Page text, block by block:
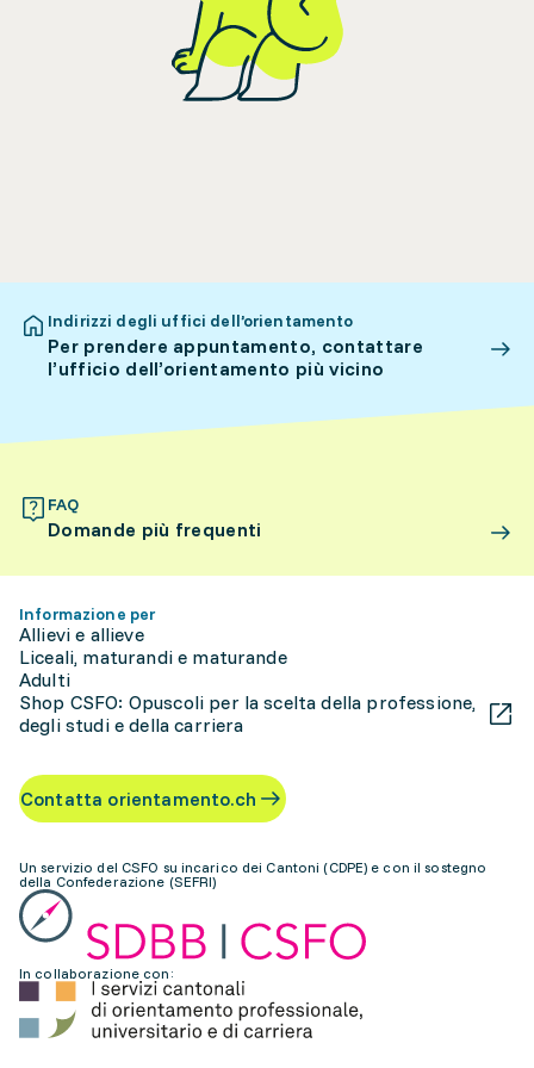
Indirizzi degli uffici dell’orientamento
Per prendere appuntamento, contattare
l’ufficio dell’orientamento più vicino
FAQ
Domande più frequenti
Informazione per
Allievi e allieve
Liceali, maturandi e maturande
Adulti
Shop CSFO: Opuscoli per la scelta della professione,
degli studi e della carriera
Contatta orientamento.ch
Un servizio del CSFO su incarico dei Cantoni (CDPE) e con il sostegno
della Confederazione (SEFRI)
In collaborazione con: